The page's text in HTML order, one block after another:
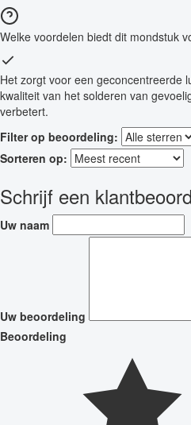
Welke voordelen biedt dit mondstuk
Het zorgt voor een geconcentreerde
kwaliteit van het solderen van
verbetert.
Filter op beoordeling:
Sorteren op:
Schrijf een
Uw naam
Uw beoordeling
Beoordeling